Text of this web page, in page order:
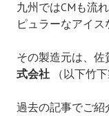
九州ではCMも流
ピュラーなアイス
その製造元は、佐
式会社 （以下竹
過去の記事でご紹